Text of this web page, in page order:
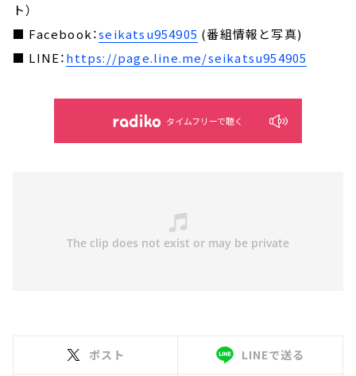
ト）
■ Facebook：seikatsu954905 (番組情報と写真)
■ LINE：https://page.line.me/seikatsu954905
タイムフリーで聴く
ポスト LINEで送る